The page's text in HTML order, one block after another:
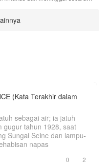
jiwa nya justru masuk ke dalam
lemah yang teraniaya. Yang juga
fiksi belaka. Tidak ada
dengan dunia nyata dan tidak
(Kata Terakhir dalam
sebagai air; ia jatuh
gugur tahun 1928, saat
Sungai Seine dan lampu-
napas
0 2